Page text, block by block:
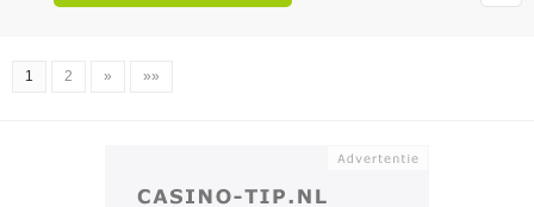
1 2 » »»